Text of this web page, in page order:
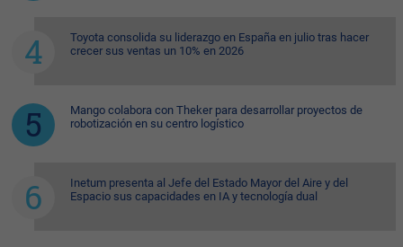
Toyota consolida su liderazgo en España en julio tras hacer
crecer sus ventas un 10% en 2026
Mango colabora con Theker para desarrollar proyectos de
robotización en su centro logístico
Inetum presenta al Jefe del Estado Mayor del Aire y del
Espacio sus capacidades en IA y tecnología dual